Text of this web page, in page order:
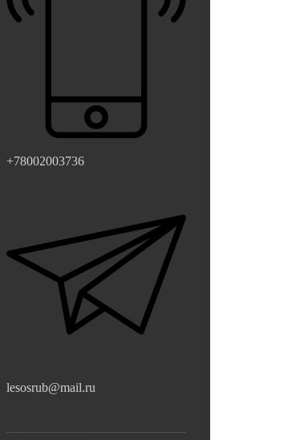
+78002003736
lesosrub@mail.ru